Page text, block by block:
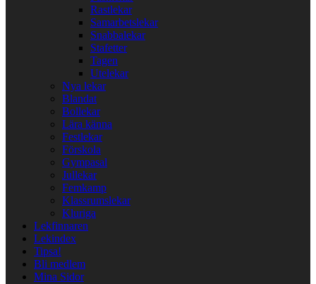
Rastlekar
Samarbetslekar
Snabbalekar
Stafetter
Tagen
Utelekar
Nya lekar
Blandat
Bollekar
Lära känna
Festlekar
Förskola
Gympasal
Jullekar
Femkamp
Klassrumslekar
Kluriga
Lekfinnaren
Lekindex
Tipsa!
Bli medlem
Mina Sidor